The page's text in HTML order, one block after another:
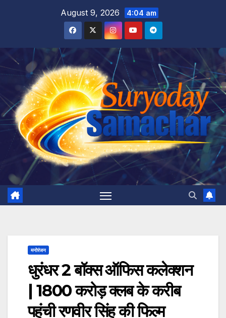
August 9, 2026 4:04 am
मनोरंजन
धुरंधर 2 बॉक्स ऑफिस कलेक्शन
| 1800 करोड़ क्लब के करीब
पहुंची रणवीर सिंह की फिल्म